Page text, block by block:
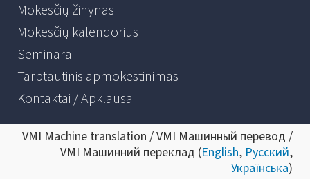
Mokesčių žinynas
Mokesčių kalendorius
Seminarai
Tarptautinis apmokestinimas
Kontaktai / Apklausa
VMI Machine translation / VMI Машинный перевод /
VMI Машинний переклад (English, Русский,
Українська)